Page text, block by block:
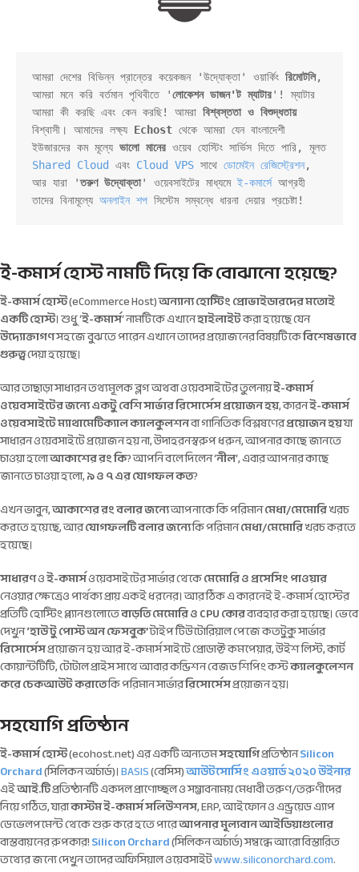
আমরা দেশের বিভিন্ন প্রান্তের কয়েকজন 'উদ্যোক্তা' ওয়ার্কিং রিমোটলি,
আমরা মনে করি বর্তমান পৃথিবীতে 'লোকেশন ডাজন'ট ম্যাটার'! ম্যাটার
আমরা কী করছি এবং কেন করছি! আমরা বিশ্বস্ততা ও বিশুদ্ধতায়
বিশ্বাসী। আমাদের লক্ষ্য Echost থেকে আমরা যেন বাংলাদেশী
ইউজারদের কম মূল্যে ভালো মানের
ওয়েব হোস্টিং সার্ভিস দিতে পারি, মূলত
Shared Cloud
এবং Cloud VPS সাথে ডোমেইন রেজিস্ট্রেশন,
আর যারা 'তরুণ উদ্যোক্তা' ওয়েবসাইটের মাধ্যমে ই-কমার্সে আগ্রহী
তাদের বিনামূল্যে অনলাইন শপ সিস্টেম সম্বন্ধে ধারনা দেয়ার প্রচেষ্টা!
ই-কমার্স হোস্ট নামটি দিয়ে কি বোঝানো হয়েছে?
ই-কমার্স হোস্ট(eCommerce Host)অন্যান্য হোস্টিং প্রোভাইডারদের মতোই
একটি হোস্ট। শুধু ‘ই-কমার্স‘ নামটিকে এখানেহাইলাইটকরা হয়েছে যেন
উদ্যোক্তাগণসহজে বুঝতে পারেন এখানে তাদের প্রয়োজনের বিষয়টিকেবিশেষভাবে
গুরুত্বদেয়া হয়েছে।
আর তাছাড়া সাধারন তথ্যমূলক ব্লগ অথবা ওয়েবসাইটের তুলনায়ই-কমার্স
ওয়েবসাইটের জন্যে একটু বেশি সার্ভার রিসোর্সেস প্রয়োজন হয়, কারনই-কমার্স
ওয়েবসাইটেম্যাথামেটিক্যাল ক্যালকুলশনবা গানিতিক বিশ্লষণেরপ্রয়োজন হয়যা
সাধারন ওয়েবসাইটে প্রয়োজন হয় না, উদাহরনস্বরুপ ধরুন, আপনার কাছে জানতে
চাওয়া হলোআকাশের রং কি? আপনি বলে দিলেন ‘নীল‘, এবার আপনার কাছে
জানতে চাওয়া হলো,৯ ও ৭ এর যোগফল কত?
এখন ভাবুন,আকাশের রং বলার জন্যেআপনাকে কি পরিমানমেধা/মেমোরিখরচ
করতে হয়েছে, আরযোগফলটি বলার জন্যেকি পরিমানমেধা/মেমোরিখরচ করতে
হয়েছে।
সাধারণওই-কমার্সওয়েবসাইটের সার্ভার থেকেমেমোরি ও প্রসেসিং পাওয়ার
নেওয়ার ক্ষেত্রেও পার্থক্য প্রায় একই ধরনের। আর ঠিক এ কারনেই ই-কমার্স হোস্টের
প্রতিটি হোস্টিং প্ল্যানগুলোতেবাড়তি মেমোরি ও CPU কোরব্যবহার করা হয়েছে। ভেবে
দেখুন‘হাউ টু পোস্ট অন ফেসবুক’টাইপ টিউটোরিয়াল পেজে কতটুকু সার্ভার
রিসোর্সেসপ্রয়োজন হয় আর ই-কমার্স সাইটে প্রোডাক্ট কমপেয়ার, উইশ লিস্ট, কার্ট
কোয়ান্টটিটি, টোটাল প্রাইস সাথে আবার কন্ডিশন বেজড শিপিং কস্টক্যালকুলেশন
করে চেকআউট করাতেকি পরিমান সার্ভাররিসোর্সেসপ্রয়োজন হয়।
সহযোগি প্রতিষ্ঠান
ই-কমার্স হোস্ট(ecohost.net) এর একটি অন্যতমসহযোগিপ্রতিষ্ঠানSilicon
Orchard(সিলিকন অর্চার্ড)।BASIS(বেসিস)আউটসোর্সিং এওয়ার্ড ২০২০ উইনার
এইআই.টিপ্রতিষ্ঠানটি একদল প্রাণোচ্ছল ও সম্ভাবনাময় মেধাবী তরুণ/তরুণীদের
নিয়ে গঠিত, যারাকাস্টম ই-কমার্স সলিউশনস, ERP, আইফোন ও এন্ড্রয়েড এ্যাপ
ডেভেলপমেন্ট থেকে শুরু করে হতে পারেআপনার মূল্যবান আইডিয়াগুলোর
বাস্তবায়নের রুপকার!Silicon Orchard(সিলিকন অর্চার্ড) সম্বন্ধে আরো বিস্তারিত
তথ্যের জন্যে দেখুন তাদের অফিসিয়াল ওয়েবসাইটwww.siliconorchard.com.